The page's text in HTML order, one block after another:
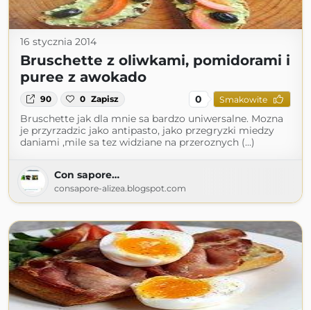
16 stycznia 2014
Bruschette z oliwkami, pomidorami i
puree z awokado
90 0 Zapisz 0 Smakowite
Bruschette jak dla mnie sa bardzo uniwersalne. Mozna
je przyrzadzic jako antipasto, jako przegryzki miedzy
daniami ,mile sa tez widziane na przeroznych (...)
Con sapore…
consapore-alizea.blogspot.com